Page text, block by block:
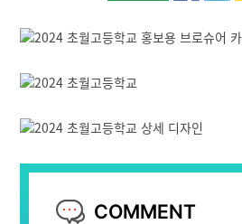
COMMENT